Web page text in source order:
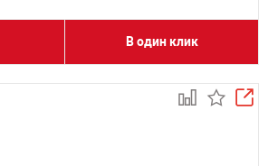
В один клик